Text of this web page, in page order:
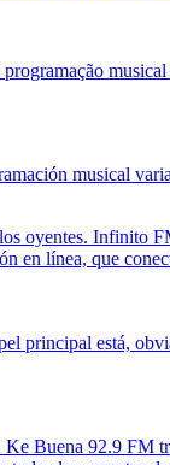
musical
oyentes. Infinito
en línea, que
principal está,
Buena 92.9 FM